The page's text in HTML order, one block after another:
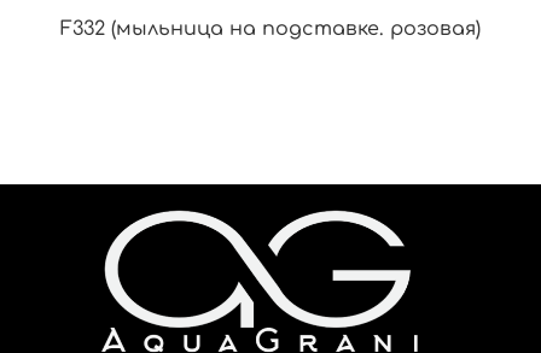
F332 (мыльница на подставке. розовая)